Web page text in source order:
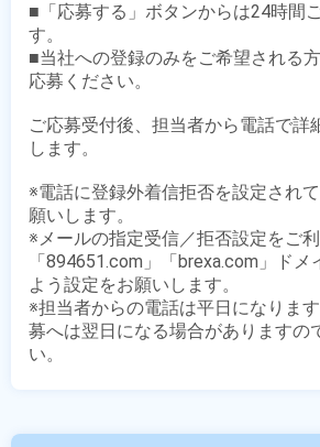
■「応募する」ボタンからは24時間
す。
■当社への登録のみをご希望される
応募ください。
ご応募受付後、担当者から電話で詳
します。
※電話に登録外着信拒否を設定され
願いします。
※メールの指定受信／拒否設定をご利
「894651.com」「brexa.com」ド
よう設定をお願いします。
※担当者からの電話は平日になりま
募へは翌日になる場合がありますの